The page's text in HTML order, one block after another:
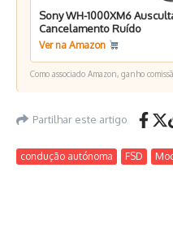
Sony WH-1000XM6
Cancelamento Ruído
Ver na Amazon
Como associado Amazon, ganho
Partilhar este artigo
condução autónoma FSD